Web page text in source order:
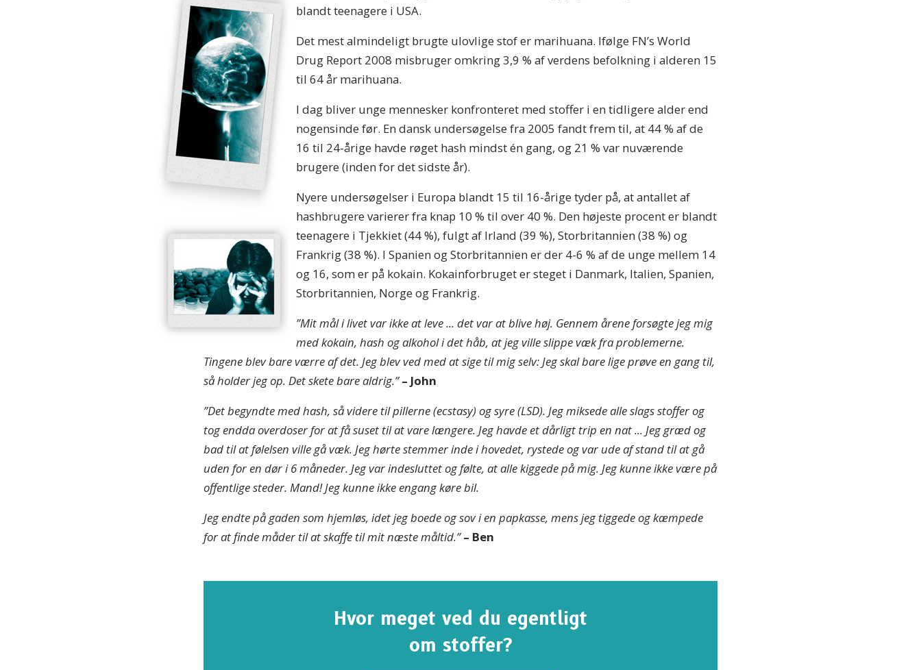
blandt teenagere i USA.
Det mest almindeligt brugte ulovlige stof er marihuana. Ifølge FN’s World
Drug Report 2008 misbruger omkring 3,9 % af verdens befolkning i alderen 15
til 64 år marihuana.
I dag bliver unge mennesker konfronteret med stoffer i en tidligere alder end
nogensinde før. En dansk undersøgelse fra 2005 fandt frem til, at 44 % af de
16 til 24-årige havde røget hash mindst én gang, og 21 % var nuværende
brugere (inden for det sidste år).
Nyere undersøgelser i Europa blandt 15 til 16-årige tyder på, at antallet af
hashbrugere varierer fra knap 10 % til over 40 %. Den højeste procent er blandt
teenagere i Tjekkiet (44 %), fulgt af Irland (39 %), Storbritannien (38 %) og
Frankrig (38 %). I Spanien og Storbritannien er der 4-6 % af de unge mellem 14
og 16, som er på kokain. Kokainforbruget er steget i Danmark, Italien, Spanien,
Storbritannien, Norge og Frankrig.
”Mit mål i livet var ikke at leve ... det var at blive høj. Gennem årene forsøgte jeg mig
med kokain, hash og alkohol i det håb, at jeg ville slippe væk fra problemerne.
Tingene blev bare værre af det. Jeg blev ved med at sige til mig selv: Jeg skal bare lige prøve en gang til,
så holder jeg op. Det skete bare aldrig.”– John
”Det begyndte med hash, så videre til pillerne (ecstasy) og syre (LSD). Jeg miksede alle slags stoffer og
tog endda overdoser for at få suset til at vare længere. Jeg havde et dårligt trip en nat ... Jeg græd og
bad til at følelsen ville gå væk. Jeg hørte stemmer inde i hovedet, rystede og var ude af stand til at gå
uden for en dør i 6 måneder. Jeg var indesluttet og følte, at alle kiggede på mig. Jeg kunne ikke være på
offentlige steder. Mand! Jeg kunne ikke engang køre bil.
Jeg endte på gaden som hjemløs, idet jeg boede og sov i en papkasse, mens jeg tiggede og kæmpede
for at finde måder til at skaffe til mit næste måltid.” – Ben
Hvor meget ved du egentligt
om stoffer?